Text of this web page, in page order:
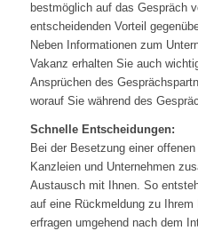
bestmöglich auf das Gespräch
entscheidenden Vorteil
Neben Informationen zum
Vakanz erhalten Sie auch
Ansprüchen des
worauf Sie während des
Schnelle Entscheidungen:
Bei der Besetzung einer
Kanzleien und Unternehmen
Austausch mit Ihnen. So
auf eine Rückmeldung zu Ihrem
erfragen umgehend nach dem